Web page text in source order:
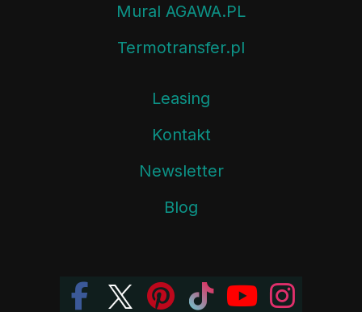
Mural AGAWA.PL
Termotransfer.pl
Leasing
Kontakt
Newsletter
Blog